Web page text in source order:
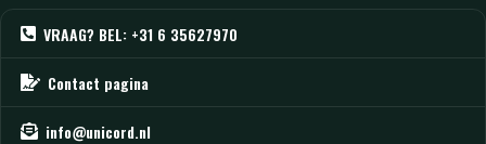
VRAAG? BEL: +31 6 35627970
Contact pagina
info@unicord.nl